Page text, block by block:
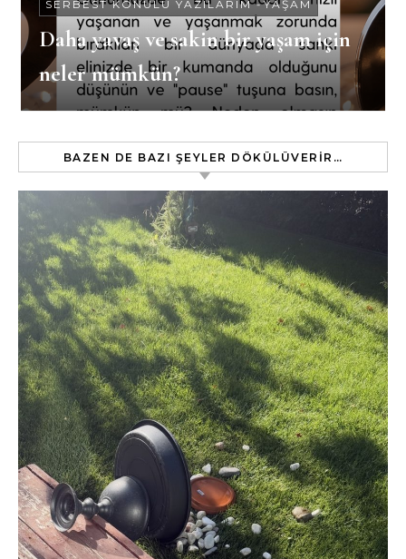
SERBEST KONULU YAZILARIM-YAŞAM
Daha yavaş ve sakin bir yaşam için
neler mümkün?
BAZEN DE BAZI ŞEYLER DÖKÜLÜVERIR…